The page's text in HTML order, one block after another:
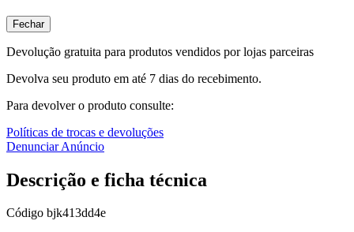
Fechar
Devolução gratuita para produtos vendidos por lojas parceiras
Devolva seu produto em até 7 dias do recebimento.
Para devolver o produto consulte:
Políticas de trocas e devoluções
Denunciar Anúncio
Descrição e ficha técnica
Código bjk413dd4e